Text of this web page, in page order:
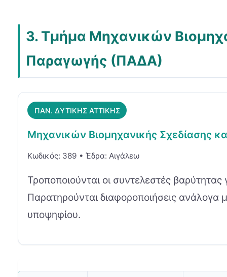
3. Τμήμα Μηχανικών
Παραγωγής (ΠΑΔΑ)
ΠΑΝ. ΔΥΤΙΚΗΣ ΑΤΤΙΚΗΣ
Μηχανικών Βιομηχανικής Σχεδίασης
Κωδικός: 389 • Έδρα: Αιγάλεω
Τροποποιούνται οι συντελεστές
Παρατηρούνται διαφοροποιήσεις ανάλογα
υποψηφίου.